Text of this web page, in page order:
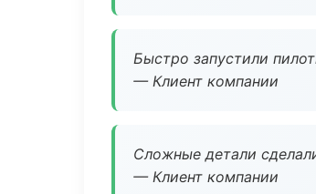
Быстро запустили
— Клиент компании
Сложные детали
— Клиент компании